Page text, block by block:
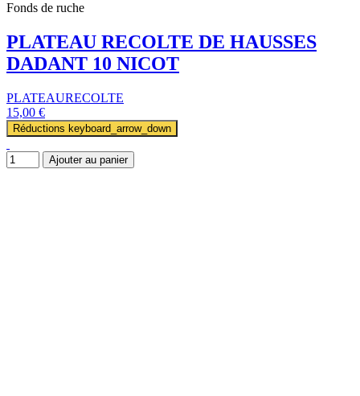
Fonds de ruche
PLATEAU RECOLTE DE HAUSSES
DADANT 10 NICOT
PLATEAURECOLTE
15,00 €
Réductions keyboard_arrow_down
Ajouter au panier